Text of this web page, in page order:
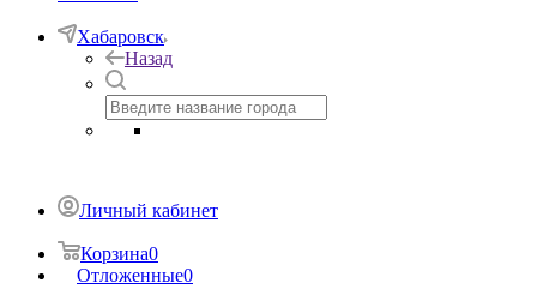
Хабаровск
Назад
Личный кабинет
Корзина0
Отложенные0